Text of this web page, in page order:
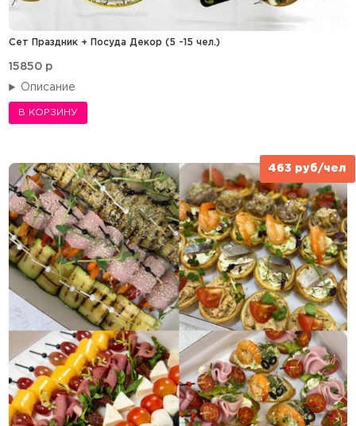
Сет Праздник + Посуда Декор (5 -15 чел.)
15850 p
Описание
В КОРЗИНУ
463 руб/чел